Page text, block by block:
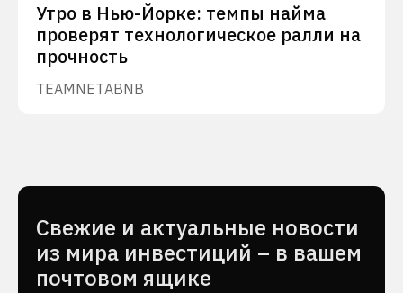
Утро в Нью-Йорке: темпы найма
проверят технологическое ралли на
прочность
TEAMNETABNB
Cвежие и актуальные новости
из мира инвестиций – в вашем
почтовом ящике